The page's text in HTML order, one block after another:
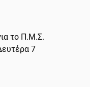
το Π.Μ.Σ.
7